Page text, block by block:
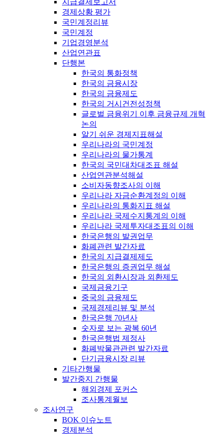
지급결제보고서
경제상황 평가
국민계정리뷰
국민계정
기업경영분석
산업연관표
단행본
한국의 통화정책
한국의 금융시장
한국의 금융제도
한국의 거시건전성정책
글로벌 금융위기 이후 금융규제 개혁
논의
알기 쉬운 경제지표해설
우리나라의 국민계정
우리나라의 물가통계
한국의 국민대차대조표 해설
산업연관분석해설
소비자동향조사의 이해
우리나라 자금순환계정의 이해
우리나라의 통화지표 해설
우리나라 국제수지통계의 이해
우리나라 국제투자대조표의 이해
한국은행의 발권업무
화폐관련 발간자료
한국의 지급결제제도
한국은행의 증권업무 해설
한국의 외환시장과 외환제도
국제금융기구
중국의 금융제도
국제경제리뷰 및 분석
한국은행 70년사
숫자로 보는 광복 60년
한국은행법 제정사
화폐박물관관련 발간자료
단기금융시장 리뷰
기타간행물
발간중지 간행물
해외경제 포커스
조사통계월보
조사연구
BOK 이슈노트
경제분석